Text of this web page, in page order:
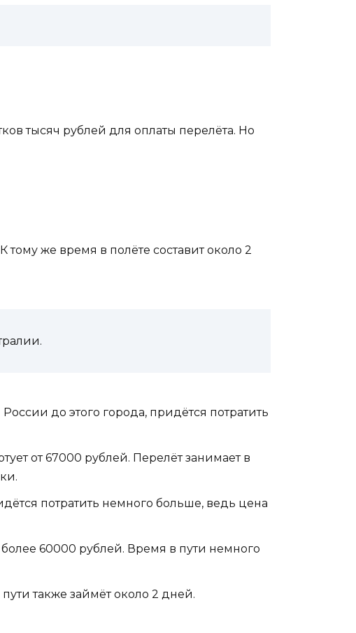
тысяч рублей для оплаты перелёта. Но
тому же время в полёте составит около 2
до этого города, придётся потратить
от 67000 рублей. Перелёт занимает в
потратить немного больше, ведь цена
60000 рублей. Время в пути немного
также займёт около 2 дней.